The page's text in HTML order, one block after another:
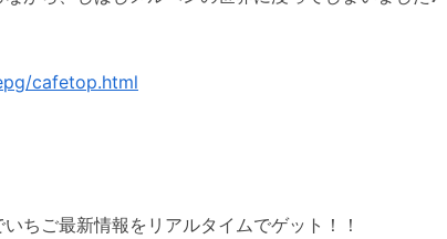
cafetop.html
ちご最新情報をリアルタイムでゲット！！